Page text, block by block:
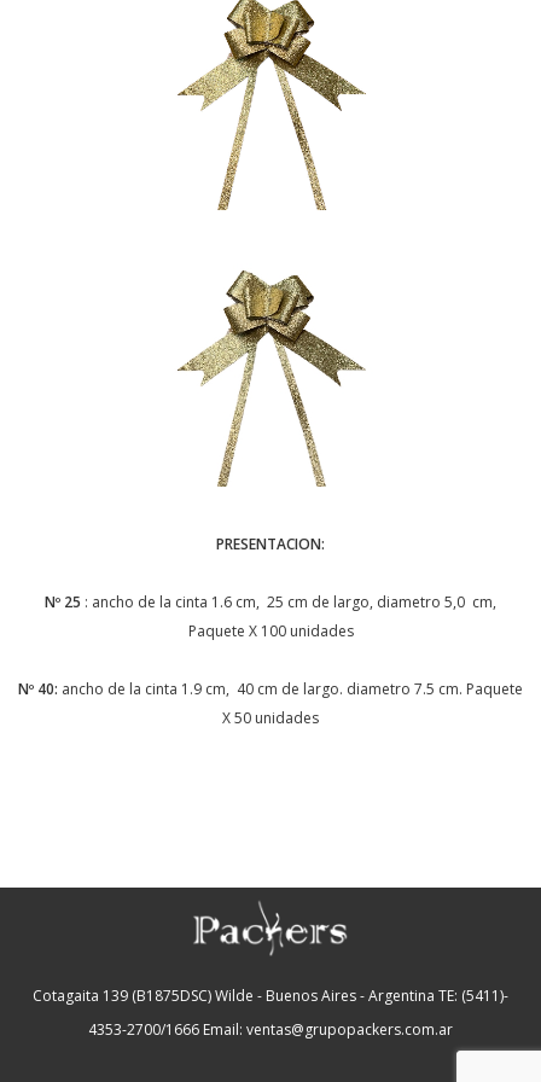
PRESENTACION:
Nº 25 : ancho de la cinta 1.6 cm, 25 cm de largo, diametro 5,0 cm,
Paquete X 100 unidades
Nº 40: ancho de la cinta 1.9 cm, 40 cm de largo. diametro 7.5 cm. Paquete
X 50 unidades
Cotagaita 139 (B1875DSC) Wilde - Buenos Aires - Argentina TE: (5411)-
4353-2700/1666 Email: ventas@grupopackers.com.ar